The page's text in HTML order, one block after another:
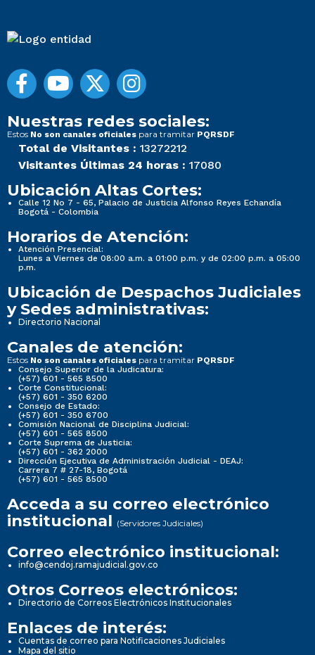
Nuestras redes sociales:
Estos No son canales oficiales para tramitar PQRSDF
Total de Visitantes : 13272212
Visitantes Últimas 24 horas : 17080
Ubicación Altas Cortes:
Calle 12 No 7 - 65, Palacio de Justicia Alfonso Reyes Echandía
Bogotá - Colombia
Horarios de Atención:
Atención Presencial:
Lunes a Viernes de 08:00 a.m. a 01:00 p.m. y de 02:00 p.m. a 05:00
p.m.
Ubicación de Despachos Judiciales
y Sedes administrativas:
Directorio Nacional
Canales de atención:
Estos No son canales oficiales para tramitar PQRSDF
Consejo Superior de la Judicatura:
(+57) 601 - 565 8500
Corte Constitucional:
(+57) 601 - 350 6200
Consejo de Estado:
(+57) 601 - 350 6700
Comisión Nacional de Disciplina Judicial:
(+57) 601 - 565 8500
Corte Suprema de Justicia:
(+57) 601 - 362 2000
Dirección Ejecutiva de Administración Judicial - DEAJ:
Carrera 7 # 27-18, Bogotá
(+57) 601 - 565 8500
Acceda a su correo electrónico
institucional (Servidores Judiciales)
Correo electrónico institucional:
info@cendoj.ramajudicial.gov.co
Otros Correos electrónicos:
Directorio de Correos Electrónicos Institucionales
Enlaces de interés:
Cuentas de correo para Notificaciones Judiciales
Mapa del sitio